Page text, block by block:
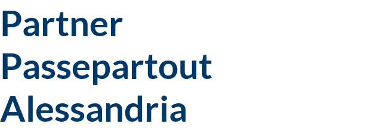
Partner
Passepartout
Alessandria